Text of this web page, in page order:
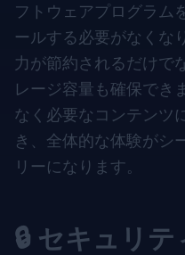
フトウェアプログラム
ールする必要がなくな
力が節約されるだけで
レージ容量も確保でき
なく必要なコンテンツ
き、全体的な体験がシ
リーになります。
🔒 セキュリテ